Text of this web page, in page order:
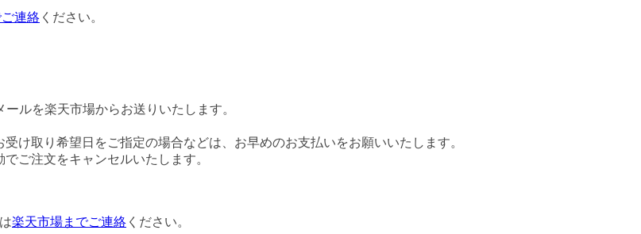
連絡 ください。
ルを楽天市場からお送りいたします。
け取り希望日をご指定の場合などは、お早めのお支払いをお願いいたします。
ご注文をキャンセルいたします。
楽天市場までご連絡 ください。